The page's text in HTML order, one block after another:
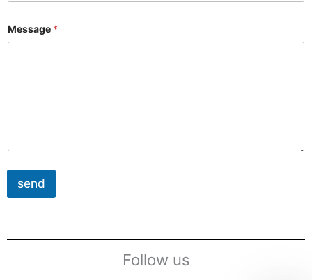
Message *
send
Follow us